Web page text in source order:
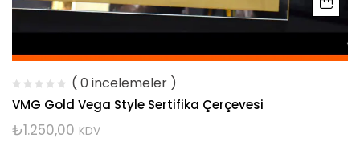
( 0 incelemeler )
VMG Gold Vega Style Sertifika Çerçevesi
₺1.250,00 KDV